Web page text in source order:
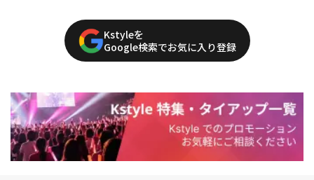
Kstyleを
Google検索でお気に入り登録